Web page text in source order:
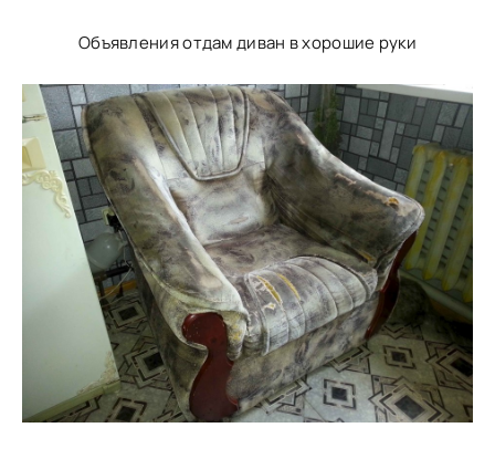
Объявления отдам диван в хорошие руки